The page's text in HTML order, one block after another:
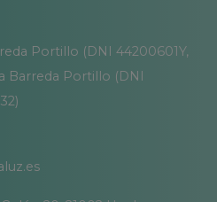
Portillo (DNI 44200601Y,
Barreda Portillo (DNI